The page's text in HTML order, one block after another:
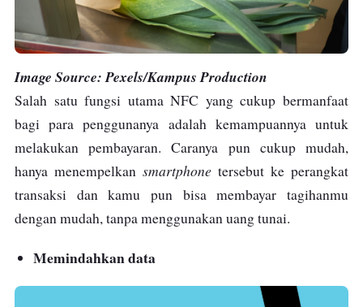
Image Source: Pexels/Kampus Production
Salah satu fungsi utama NFC yang cukup bermanfaat
bagi para penggunanya adalah kemampuannya untuk
melakukan pembayaran. Caranya pun cukup mudah,
hanya menempelkan smartphone tersebut ke perangkat
transaksi dan kamu pun bisa membayar tagihanmu
dengan mudah, tanpa menggunakan uang tunai.
Memindahkan data